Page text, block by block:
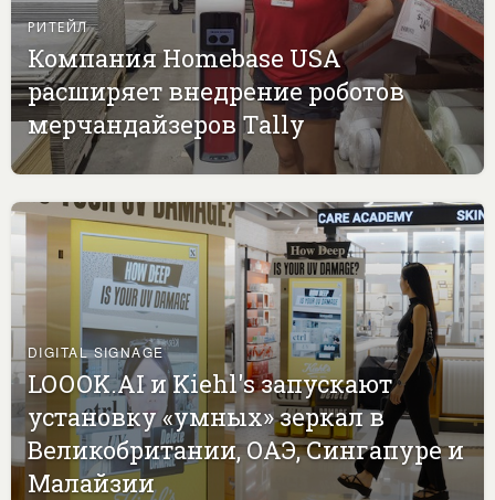
РИТЕЙЛ
Компания Homebase USA
расширяет внедрение роботов
мерчандайзеров Tally
DIGITAL SIGNAGE
LOOOK.AI и Kiehl's запускают
установку «умных» зеркал в
Великобритании, ОАЭ, Сингапуре и
Малайзии